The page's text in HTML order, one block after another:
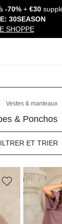
au contenu
-70%+ €30
30SEASON
SHOPPE
Vestes & manteaux
& Ponchos
ET TRIER
PLANTIER
Poncho en
49,95 €